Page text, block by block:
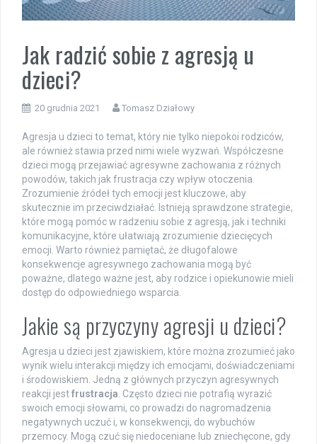
Jak radzić sobie z agresją u
dzieci?
20 grudnia 2021 Tomasz Działowy
Agresja u dzieci to temat, który nie tylko niepokoi rodziców,
ale również stawia przed nimi wiele wyzwań. Współczesne
dzieci mogą przejawiać agresywne zachowania z różnych
powodów, takich jak frustracja czy wpływ otoczenia.
Zrozumienie źródeł tych emocji jest kluczowe, aby
skutecznie im przeciwdziałać. Istnieją sprawdzone strategie,
które mogą pomóc w radzeniu sobie z agresją, jak i techniki
komunikacyjne, które ułatwiają zrozumienie dziecięcych
emocji. Warto również pamiętać, że długofalowe
konsekwencje agresywnego zachowania mogą być
poważne, dlatego ważne jest, aby rodzice i opiekunowie mieli
dostęp do odpowiedniego wsparcia.
Jakie są przyczyny agresji u dzieci?
Agresja u dzieci jest zjawiskiem, które można zrozumieć jako
wynik wielu interakcji między ich emocjami, doświadczeniami
i środowiskiem. Jedną z głównych przyczyn agresywnych
reakcji jestfrustracja. Często dzieci nie potrafią wyrazić
swoich emocji słowami, co prowadzi do nagromadzenia
negatywnych uczuć i, w konsekwencji, do wybuchów
przemocy. Mogą czuć się niedoceniane lub zniechęcone, gdy